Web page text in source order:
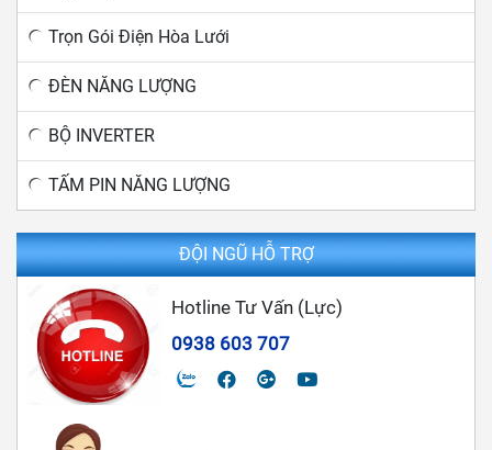
Trọn Gói Điện Hòa Lưới
ĐÈN NĂNG LƯỢNG
BỘ INVERTER
TẤM PIN NĂNG LƯỢNG
ĐỘI NGŨ HỖ TRỢ
Hotline Tư Vấn (Lực)
0938 603 707